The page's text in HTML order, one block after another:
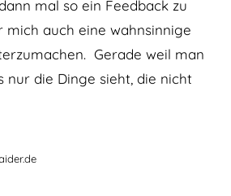
mal so ein Feedback zu
mich auch eine wahnsinnige
Gerade weil man
nur die Dinge sieht, die nicht